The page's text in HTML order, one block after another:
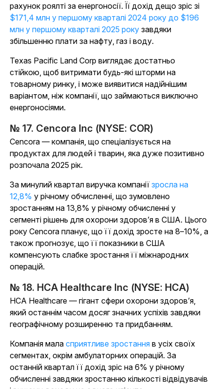
рахунок роялті за енергоносії. Її дохід дещо зріс зі
$171,4 млн у першому кварталі 2024 року до $196
млн у першому кварталі 2025 року завдяки
збільшенню плати за нафту, газ і воду.
Texas Pacific Land Corp виглядає достатньо
стійкою, щоб витримати будь-які шторми на
товарному ринку, і може виявитися надійнішим
варіантом, ніж компанії, що займаються виключно
енергоносіями.
№ 17. Cencora Inc (NYSE: COR)
Cencora — компанія, що спеціалізується на
продуктах для людей і тварин, яка дуже позитивно
розпочала 2025 рік.
За минулий квартал виручка компанії зросла на
12,8% у річному обчисленні, що зумовлено
зростанням на 13,8% у річному обчисленні у
сегменті рішень для охорони здоров’я в США. Цього
року Cencora планує, що її дохід зросте на 8–10%, а
також прогнозує, що її показники в США
компенсують слабке зростання її міжнародних
операцій.
№ 18. HCA Healthcare Inc (NYSE: HCA)
HCA Healthcare — гігант сфери охорони здоров’я,
який останнім часом досяг значних успіхів завдяки
географічному розширенню та придбанням.
Компанія мала сприятливе зростання в усіх своїх
сегментах, окрім амбулаторних операцій. За
останній квартал її дохід зріс на 6% у річному
обчисленні завдяки зростанню кількості відвідувачів